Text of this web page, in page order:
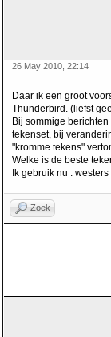
26 May 2010, 22:14
Daar ik een groot
Thunderbird. (liefst
Bij sommige
tekenset, bij
"kromme tekens"
Welke is de beste
Ik gebruik nu :
Zoek